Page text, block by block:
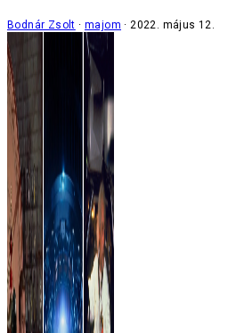
Bodnár Zsolt majom 2022. május 12.